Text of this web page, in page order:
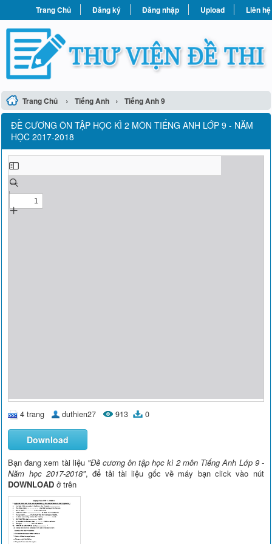
Trang Chủ Đăng ký Đăng nhập Upload Liên hệ
Trang Chủ › Tiếng Anh › Tiếng Anh 9
ĐỀ CƯƠNG ÔN TẬP HỌC KÌ 2 MÔN TIẾNG ANH LỚP 9 - NĂM
HỌC 2017-2018
4 trang duthien27 913 0
Download
Bạn đang xem tài liệu "Đề cương ôn tập học kì 2 môn Tiếng Anh Lớp 9 -
Năm học 2017-2018", để tải tài liệu gốc về máy bạn click vào nút
DOWNLOAD ở trên